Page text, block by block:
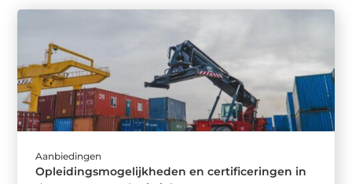
Aanbiedingen
Opleidingsmogelijkheden en certificeringen in